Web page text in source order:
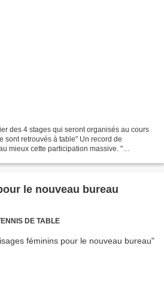
des 4 stages qui seront organisés au cours
sont retrouvés à table" Un record de
mieux cette participation massive. "
le nouveau bureau
DE TABLE